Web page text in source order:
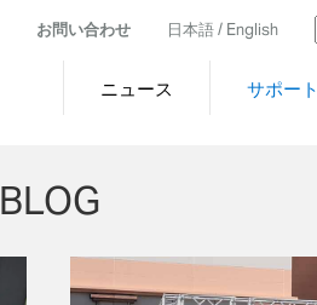
お問い合わせ 日本語 / English
ニュース サポート
BLOG